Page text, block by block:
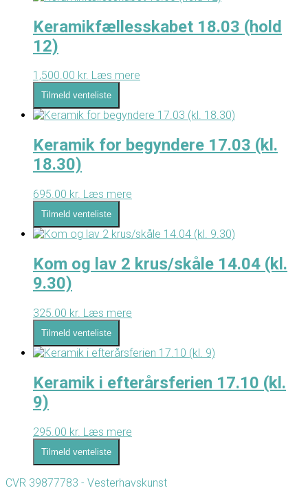
Keramikfællesskabet 18.03 (hold
12)
1,500.00 kr. Læs mere
Tilmeld venteliste
Keramik for begyndere 17.03 (kl.
18.30)
695.00 kr. Læs mere
Tilmeld venteliste
Kom og lav 2 krus/skåle 14.04 (kl.
9.30)
325.00 kr. Læs mere
Tilmeld venteliste
Keramik i efterårsferien 17.10 (kl.
9)
295.00 kr. Læs mere
Tilmeld venteliste
CVR 39877783 - Vesterhavskunst